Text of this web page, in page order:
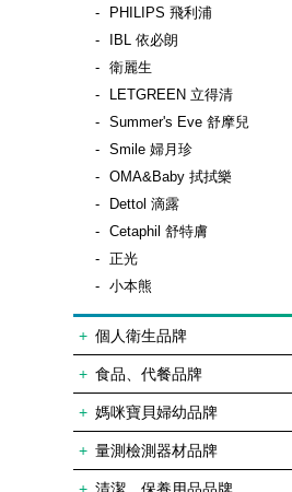
PHILIPS 飛利浦
IBL 依必朗
衛麗生
LETGREEN 立得清
Summer's Eve 舒摩兒
Smile 婦月珍
OMA&Baby 拭拭樂
Dettol 滴露
Cetaphil 舒特膚
正光
小本熊
個人衛生品牌
食品、代餐品牌
媽咪寶貝婦幼品牌
量測檢測器材品牌